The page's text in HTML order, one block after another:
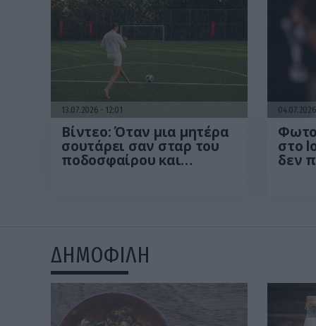
13.07.2026 12:01
Βίντεο: Όταν μια μητέρα
σουτάρει σαν σταρ του
ποδοσφαίρου και
04.07.2026
στο
δεν
ΔΗΜΟΦΙΛΗ